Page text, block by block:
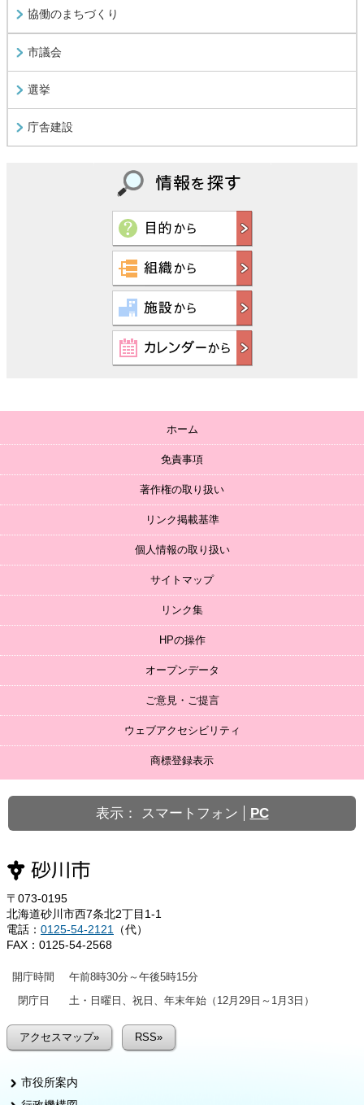
協働のまちづくり
市議会
選挙
庁舎建設
ホーム
免責事項
著作権の取り扱い
リンク掲載基準
個人情報の取り扱い
サイトマップ
リンク集
HPの操作
オープンデータ
ご意見・ご提言
ウェブアクセシビリティ
商標登録表示
表示： スマートフォン PC
〒073-0195
北海道砂川市西7条北2丁目1-1
電話： 0125-54-2121
（代）
FAX：0125-54-2568
開庁時間
午前8時30分～午後5時15分
閉庁日
土・日曜日、祝日、年末年始（12月29日～1月3日）
アクセスマップ» RSS»
市役所案内